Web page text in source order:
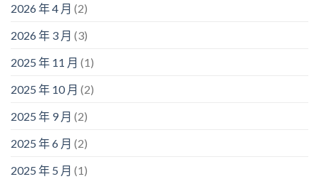
2026 年 4 月 (2)
2026 年 3 月 (3)
2025 年 11 月 (1)
2025 年 10 月 (2)
2025 年 9 月 (2)
2025 年 6 月 (2)
2025 年 5 月 (1)